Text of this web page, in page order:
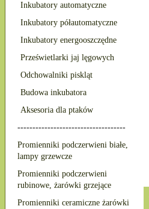
Inkubatory automatyczne
Inkubatory półautomatyczne
Inkubatory energooszczędne
Prześwietlarki jaj lęgowych
Odchowalniki piskląt
Budowa inkubatora
Aksesoria dla ptaków
------------------------------------
Promienniki podczerwieni białe,
lampy grzewcze
Promienniki podczerwieni
rubinowe, żarówki grzejące
Promienniki ceramiczne żarówki